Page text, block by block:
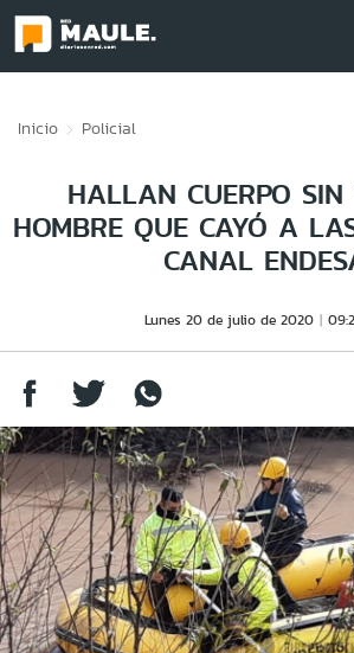
Inicio Policial
HALLAN CUERPO
HOMBRE QUE CAYÓ A
CANAL
Lunes 20 de julio de 2020